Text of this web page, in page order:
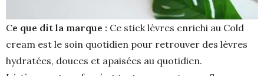
Ce que dit la marque : Ce stick lèvres enrichi au Cold
cream est le soin quotidien pour retrouver des lèvres
hydratées, douces et apaisées au quotidien.